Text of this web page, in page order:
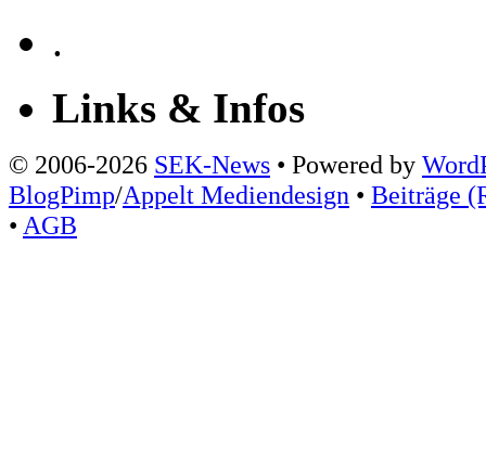
.
Links & Infos
© 2006-2026 SEK-News • Powered by
BlogPimp/Appelt Mediendesign • Beiträge
• AGB